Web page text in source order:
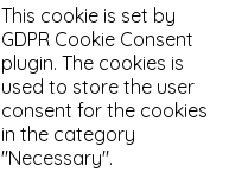
This cookie is set by
GDPR Cookie Consent
plugin. The cookies is
used to store the user
consent for the cookies
in the category
"Necessary".